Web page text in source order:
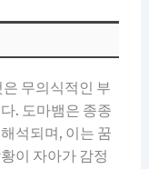
무의식적인 부
. 도마뱀은 종종
석되며, 이는 꿈
이 자아가 감정